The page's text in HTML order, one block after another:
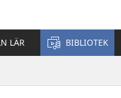
LÄR BIBLIOTEK